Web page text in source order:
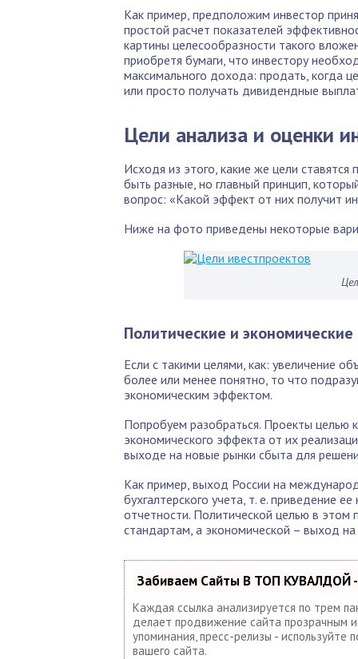
Как пример, предположим инвестор
простой расчет показателей
картины целесообразности такого
приобретя бумаги, что инвестору
максимального дохода: продать, когда
или просто получать дивидендные
Цели анализа и оценки
Исходя из этого, какие же цели
быть разные, но главный принцип,
вопрос: «Какой эффект от них получит
Ниже на фото приведены некоторые
Политические и
Если с такими целями, как: увеличение
более или менее понятно, то что
экономическим эффектом.
Попробуем разобраться. Проекты целью
экономического эффекта от их
выходе на новые рынки сбыта для
Как пример, выход России на
бухгалтерского учета, т. е. приведение
отчетности. Политической целью в
стандартам, а экономической – выход
Забиваем Сайты В ТОП КУВАЛДОЙ -
Каждая ссылка анализируется по трем
делает продвижение сайта прозрачным
упоминания, пресс-релизы -
вашего сайта.